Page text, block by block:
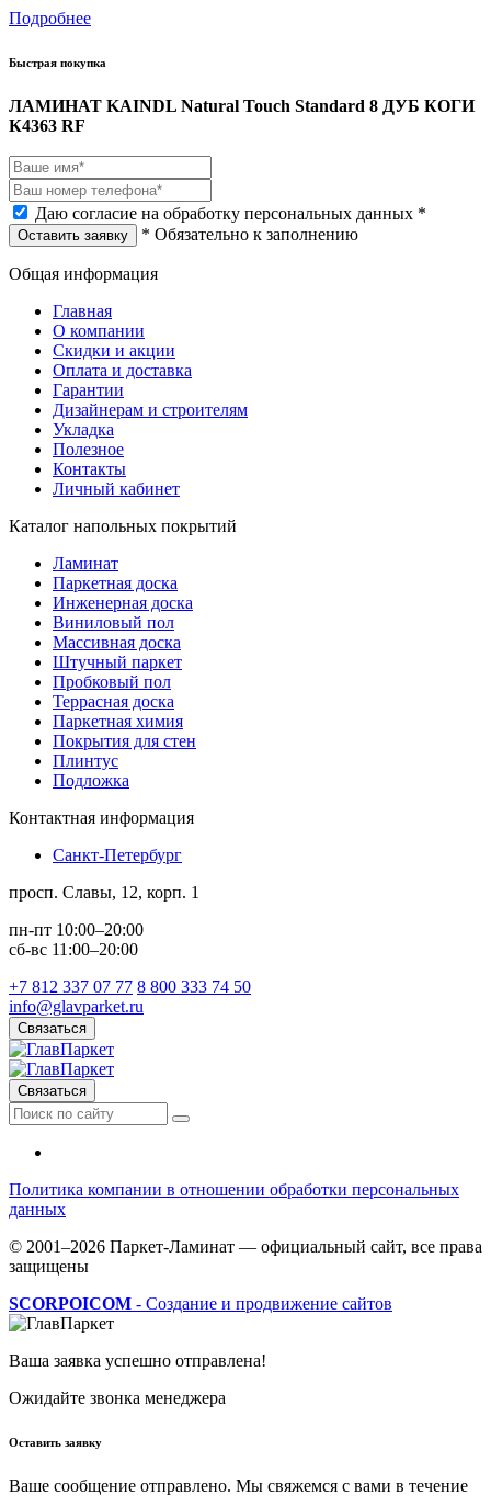
Подробнее
Быстрая покупка
ЛАМИНАТ KAINDL Natural Touch Standard 8 ДУБ КОГИ
К4363 RF
Даю согласие на обработку персональных данных *
Оставить заявку * Обязательно к заполнению
Общая информация
Главная
О компании
Скидки и акции
Оплата и доставка
Гарантии
Дизайнерам и строителям
Укладка
Полезное
Контакты
Личный кабинет
Каталог напольных покрытий
Ламинат
Паркетная доска
Инженерная доска
Виниловый пол
Массивная доска
Штучный паркет
Пробковый пол
Террасная доска
Паркетная химия
Покрытия для стен
Плинтус
Подложка
Контактная информация
Санкт-Петербург
просп. Славы, 12, корп. 1
пн-пт 10:00–20:00
сб-вс 11:00–20:00
+7 812 337 07 77 8 800 333 74 50
info@glavparket.ru
Связаться
Связаться
Политика компании в отношении обработки персональных
данных
© 2001–2026 Паркет-Ламинат — официальный сайт, все права
защищены
SCORPOICOM - Создание и продвижение сайтов
Ваша заявка успешно отправлена!
Ожидайте звонка менеджера
Оставить заявку
Ваше сообщение отправлено. Мы свяжемся с вами в течение